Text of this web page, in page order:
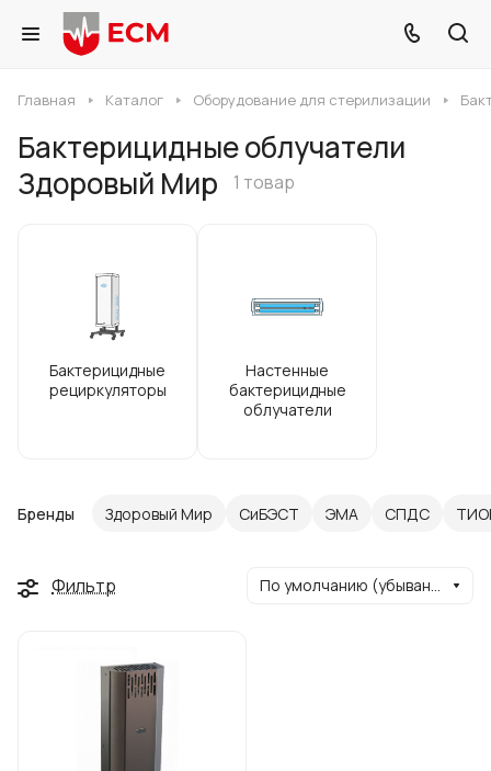
Главная Каталог Оборудование для стерилизации
Бактерицидные облучатели
Здоровый Мир
1 товар
Бактерицидные
рециркуляторы
Настенные
бактерицидные
облучатели
Бренды Здоровый Мир СиБЭСТ ЭМА СПДС
Фильтр По умолчанию (убывание)